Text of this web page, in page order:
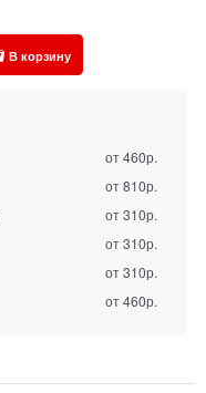
В корзину
от 460р.
от 810р.
от 310р.
от 310р.
от 310р.
от 460р.